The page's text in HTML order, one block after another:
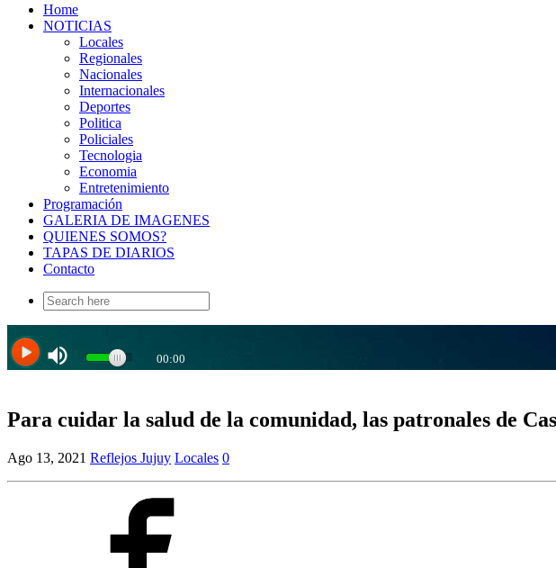
Home
NOTICIAS
Locales
Regionales
Nacionales
Internacionales
Deportes
Politica
Policiales
Tecnologia
Economia
Entretenimiento
Programación
GALERIA DE IMAGENES
QUIENES SOMOS?
TAPAS DE DIARIOS
Contacto
Search
for:
Para cuidar la salud de la comunidad, las patronales de
Ago 13, 2021 Reflejos Jujuy Locales 0